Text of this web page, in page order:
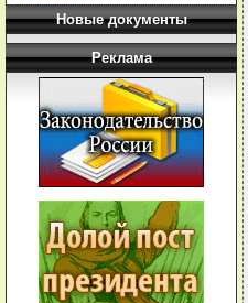
Новые документы
Реклама